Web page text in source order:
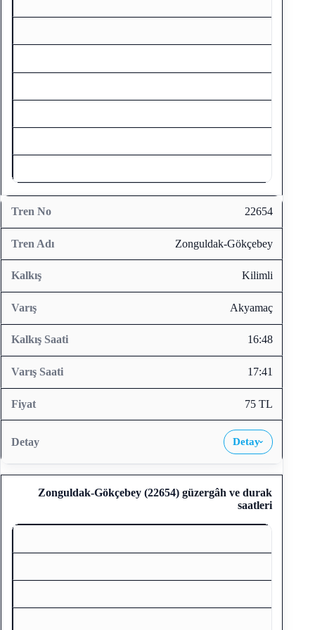
22654
Zonguldak-Gökçebey
Kilimli
Akyamaç
16:48
17:41
75 TL
Detay›
Zonguldak-Gökçebey (22654)güzergâh ve durak
saatleri